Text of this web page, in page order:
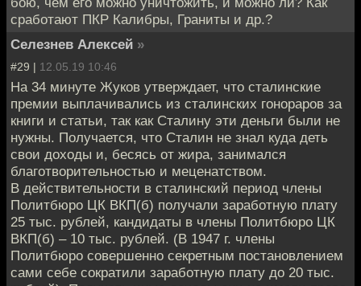
сработают ПКР Калибры, Граниты и др.?
Селезнев Алексей »
#29 | 12.05.19 10:46
На 34 минуте Жуков утверждает, что сталинские
премии выплачивались из сталинских гонораров за
книги и статьи, так как Сталину эти деньги были не
нужны. Получается, что Сталин не знал куда деть
свои доходы и, бесясь от жира, занимался
благотворительностью и меценатством.
В действительности в сталинский период члены
Политбюро ЦК ВКП(б) получали заработную плату
25 тыс. рублей, кандидаты в члены Политбюро ЦК
ВКП(б) – 10 тыс. рублей. (В 1947 г. члены
Политбюро совершенно секретным постановлением
сами себе сократили заработную плату до 20 тыс.